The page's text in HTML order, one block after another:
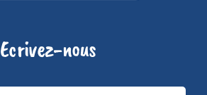
Ecrivez-nous
Votre nom*